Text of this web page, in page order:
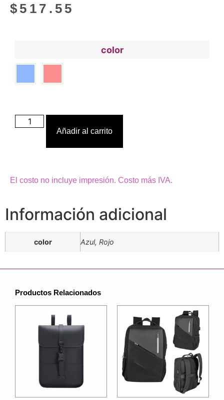
$ 517.55
color
Añadir al carrito
El costo no incluye impresión. Costo más IVA.
Información adicional
color Azul, Rojo
Productos Relacionados